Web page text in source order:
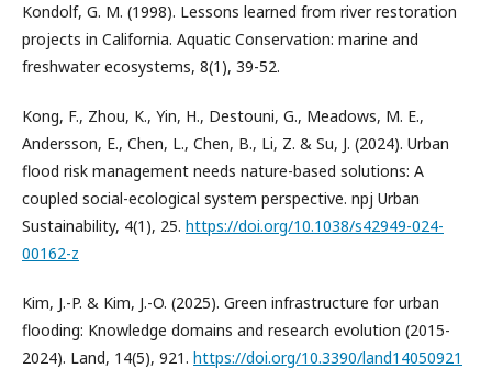
Kondolf, G. M. (1998). Lessons learned from river restoration
projects in California. Aquatic Conservation: marine and
freshwater ecosystems, 8(1), 39-52.
Kong, F., Zhou, K., Yin, H., Destouni, G., Meadows, M. E.,
Andersson, E., Chen, L., Chen, B., Li, Z. & Su, J. (2024). Urban
flood risk management needs nature-based solutions: A
coupled social-ecological system perspective. npj Urban
Sustainability, 4(1), 25. https://doi.org/10.1038/s42949-024-
00162-z
Kim, J.-P. & Kim, J.-O. (2025). Green infrastructure for urban
flooding: Knowledge domains and research evolution (2015-
2024). Land, 14(5), 921. https://doi.org/10.3390/land14050921